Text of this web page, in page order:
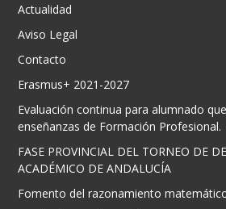
Actualidad
Aviso Legal
Contacto
Erasmus+ 2021-2027
Evaluación continua para alumnado
enseñanzas de Formación Profesional.
FASE PROVINCIAL DEL TORNEO DE
ACADÉMICO DE ANDALUCÍA
Fomento del razonamiento